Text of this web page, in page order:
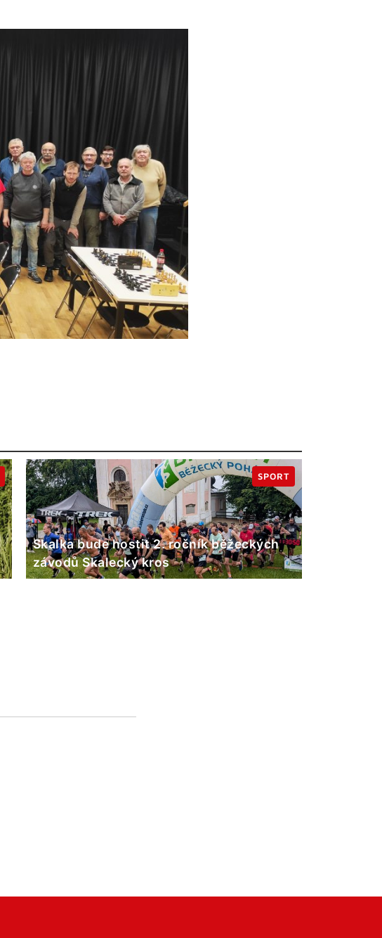
Skalka bude hostit 2. ročník běžeckých
závodů Skalecký kros
SPORT